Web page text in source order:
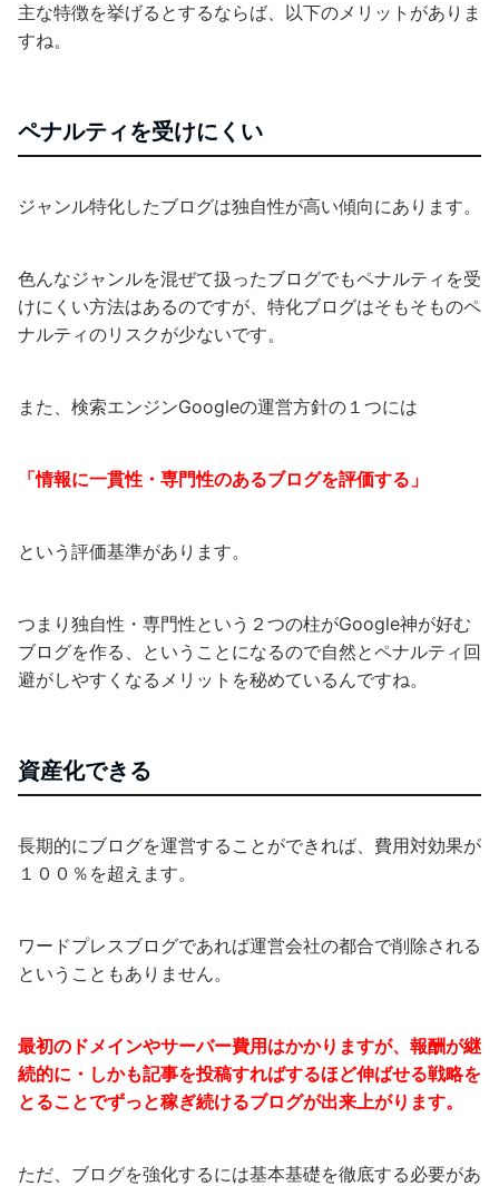
主な特徴を挙げるとするならば、以下のメリットがありま
すね。
ペナルティを受けにくい
ジャンル特化したブログは独自性が高い傾向にあります。
色んなジャンルを混ぜて扱ったブログでもペナルティを受
けにくい方法はあるのですが、特化ブログはそもそものペ
ナルティのリスクが少ないです。
また、検索エンジンGoogleの運営方針の１つには
「情報に一貫性・専門性のあるブログを評価する」
という評価基準があります。
つまり独自性・専門性という２つの柱がGoogle神が好む
ブログを作る、ということになるので自然とペナルティ回
避がしやすくなるメリットを秘めているんですね。
資産化できる
長期的にブログを運営することができれば、費用対効果が
１００％を超えます。
ワードプレスブログであれば運営会社の都合で削除される
ということもありません。
最初のドメインやサーバー費用はかかりますが、報酬が継
続的に・しかも記事を投稿すればするほど伸ばせる戦略を
とることでずっと稼ぎ続けるブログが出来上がります。
ただ、ブログを強化するには基本基礎を徹底する必要があ